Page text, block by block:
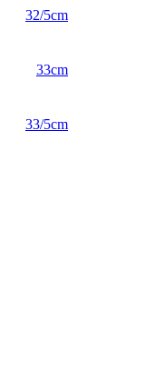
32/5cm
33cm
33/5cm